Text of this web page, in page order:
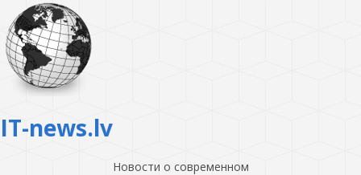
IT-news.lv
Новости о современном